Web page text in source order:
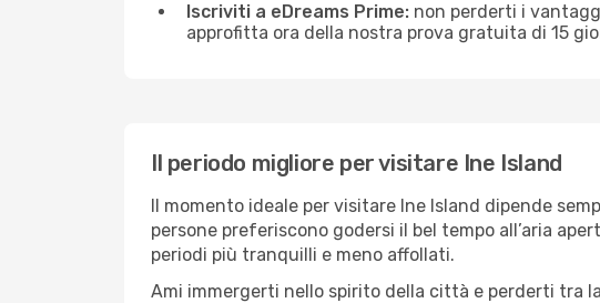
Iscriviti a eDreams Prime: non perderti i
approfitta ora della nostra prova gratuita di 15
Il periodo migliore per visitare Ine Island
Il momento ideale per visitare Ine Island dipende
persone preferiscono godersi il bel tempo all’aria
periodi più tranquilli e meno affollati.
Ami immergerti nello spirito della città e perderti tra